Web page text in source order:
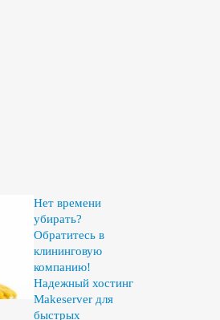
Нет времени
убирать?
Обратитесь в
клининговую
компанию!
Надежный хостинг
Makeserver для
быстрых